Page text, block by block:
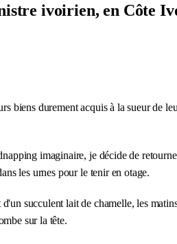
ivoirien, en Côte
biens durement acquis à la sueur de
imaginaire, je décide de
les urnes pour le tenir en otage.
succulent lait de chamelle, les
sur la tête.